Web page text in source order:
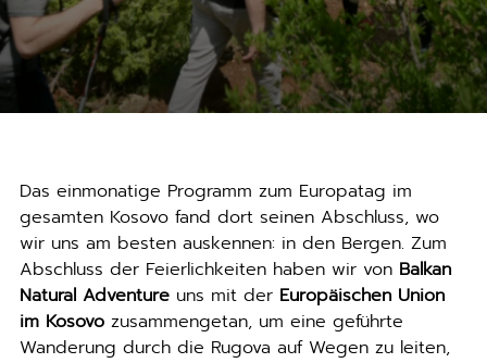
Das einmonatige Programm zum Europatag im
gesamten Kosovo fand dort seinen Abschluss, wo
wir uns am besten auskennen: in den Bergen. Zum
Abschluss der Feierlichkeiten haben wir von Balkan
Natural Adventureuns mit der Europäischen Union
im Kosovozusammengetan, um eine geführte
Wanderung durch die Rugova auf Wegen zu leiten,